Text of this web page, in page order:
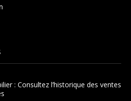
: Consultez l’historique des ventes